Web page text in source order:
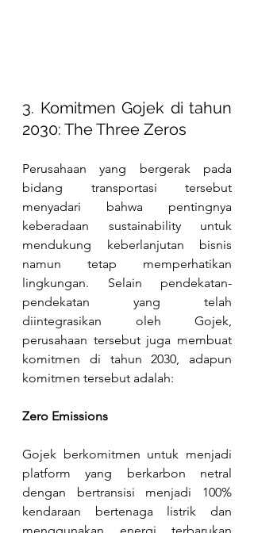
3. Komitmen Gojek di tahun
2030: The Three Zeros
Perusahaan yang bergerak pada
bidang transportasi tersebut
menyadari bahwa pentingnya
keberadaan sustainability untuk
mendukung keberlanjutan bisnis
namun tetap memperhatikan
lingkungan. Selain pendekatan-
pendekatan yang telah
diintegrasikan oleh Gojek,
perusahaan tersebut juga membuat
komitmen di tahun 2030, adapun
komitmen tersebut adalah:
Zero Emissions
Gojek berkomitmen untuk menjadi
platform yang berkarbon netral
dengan bertransisi menjadi 100%
kendaraan bertenaga listrik dan